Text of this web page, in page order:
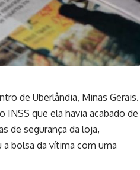
de Uberlândia, Minas Gerais.
INSS que ela havia acabado de
de segurança da loja,
bolsa da vítima com uma